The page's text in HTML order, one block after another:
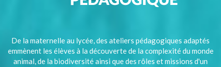
De la maternelle au lycée, des ateliers pédagogiques adaptés
emmènent les élèves à la découverte de la complexité du monde
animal, de la biodiversité ainsi que des rôles et missions d'un